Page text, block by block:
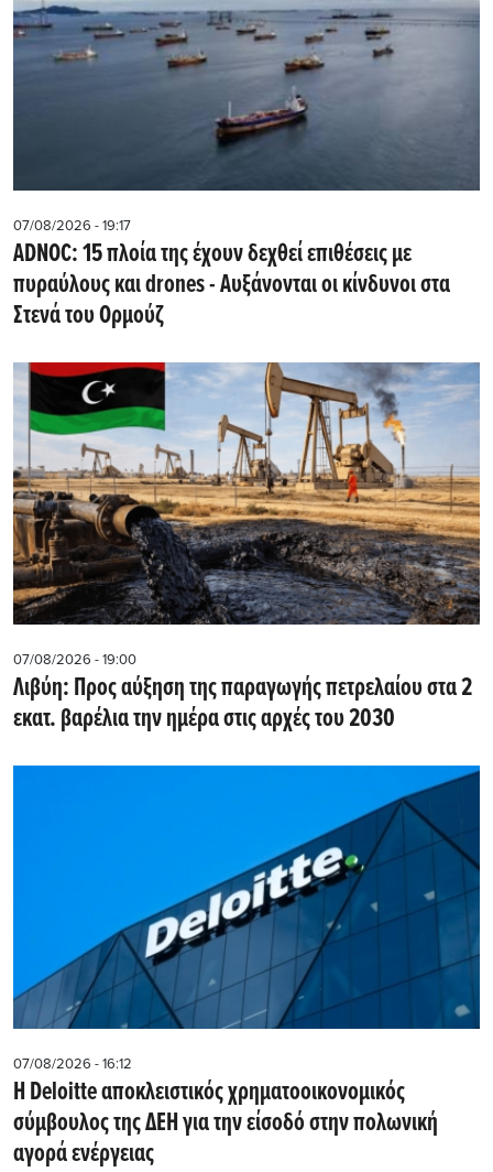
07/08/2026 - 19:17
ADNOC: 15 πλοία της έχουν δεχθεί επιθέσεις με
πυραύλους και drones - Aυξάνονται οι κίνδυνοι στα
Στενά του Ορμούζ
07/08/2026 - 19:00
Λιβύη: Προς αύξηση της παραγωγής πετρελαίου στα 2
εκατ. βαρέλια την ημέρα στις αρχές του 2030
07/08/2026 - 16:12
Η Deloitte αποκλειστικός χρηματοοικονομικός
σύμβουλος της ΔΕΗ για την είσοδό στην πολωνική
αγορά ενέργειας